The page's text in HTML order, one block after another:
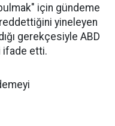
için gündeme
reddettiğini yineleyen
gerekçesiyle ABD
ifade etti.